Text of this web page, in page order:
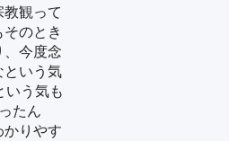
観って
のとき
、今度念
という気
いう気も
たん
かりやす